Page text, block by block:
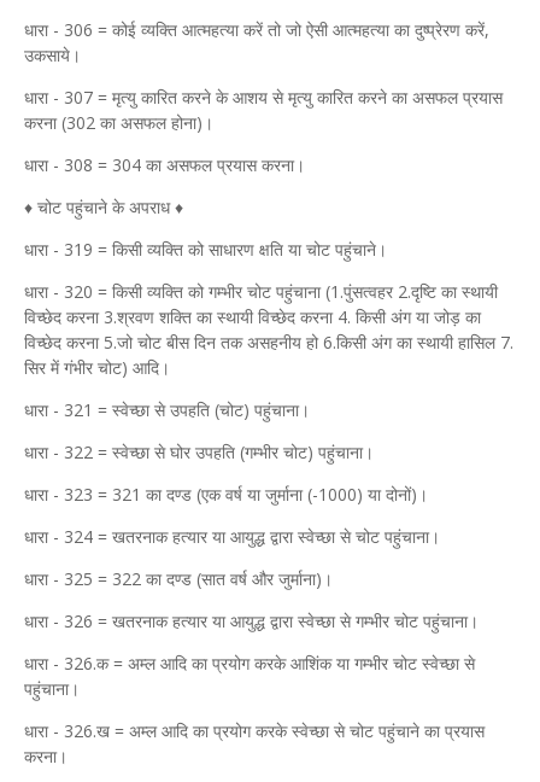
धारा - 306 = कोई व्यक्ति आत्महत्या करें तो जो ऐसी आत्महत्या का दुष्प्रेरण करें,
उकसाये।
धारा - 307 = मृत्यु कारित करने के आशय से मृत्यु कारित करने का असफल प्रयास
करना (302 का असफल होना)।
धारा - 308 = 304 का असफल प्रयास करना।
♦ चोट पहुंचाने के अपराध ♦
धारा - 319 = किसी व्यक्ति को साधारण क्षति या चोट पहुंचाने।
धारा - 320 = किसी व्यक्ति को गम्भीर चोट पहुंचाना (1.पुंसत्वहर 2.दृष्टि का स्थायी
विच्छेद करना 3.श्रवण शक्ति का स्थायी विच्छेद करना 4. किसी अंग या जोड़ का
विच्छेद करना 5.जो चोट बीस दिन तक असहनीय हो 6.किसी अंग का स्थायी हासिल 7.
सिर में गंभीर चोट) आदि।
धारा - 321 = स्वेच्छा से उपहति (चोट) पहुंचाना।
धारा - 322 = स्वेच्छा से घोर उपहति (गम्भीर चोट) पहुंचाना।
धारा - 323 = 321 का दण्ड (एक वर्ष या जुर्माना (-1000) या दोनों)।
धारा - 324 = खतरनाक हत्यार या आयुद्ध द्वारा स्वेच्छा से चोट पहुंचाना।
धारा - 325 = 322 का दण्ड (सात वर्ष और जुर्माना)।
धारा - 326 = खतरनाक हत्यार या आयुद्ध द्वारा स्वेच्छा से गम्भीर चोट पहुंचाना।
धारा - 326.क = अम्ल आदि का प्रयोग करके आशिंक या गम्भीर चोट स्वेच्छा से
पहुंचाना।
धारा - 326.ख = अम्ल आदि का प्रयोग करके स्वेच्छा से चोट पहुंचाने का प्रयास
करना।